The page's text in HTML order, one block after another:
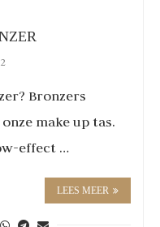
Bronzers
make up tas.
effect …
LEES MEER